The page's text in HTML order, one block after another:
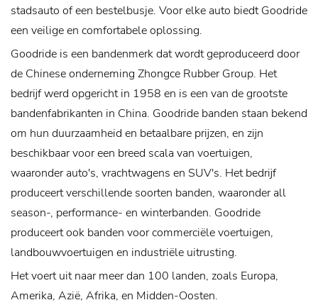
stadsauto of een bestelbusje. Voor elke auto biedt Goodride
een veilige en comfortabele oplossing.
Goodride is een bandenmerk dat wordt geproduceerd door
de Chinese onderneming Zhongce Rubber Group. Het
bedrijf werd opgericht in 1958 en is een van de grootste
bandenfabrikanten in China. Goodride banden staan bekend
om hun duurzaamheid en betaalbare prijzen, en zijn
beschikbaar voor een breed scala van voertuigen,
waaronder auto's, vrachtwagens en SUV's. Het bedrijf
produceert verschillende soorten banden, waaronder all
season-, performance- en winterbanden. Goodride
produceert ook banden voor commerciële voertuigen,
landbouwvoertuigen en industriële uitrusting.
Het voert uit naar meer dan 100 landen, zoals Europa,
Amerika, Azië, Afrika, en Midden-Oosten.